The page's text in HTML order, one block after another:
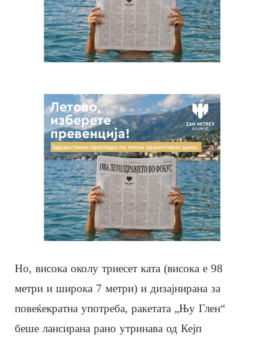
Но, висока околу триесет ката (висока е 98
метри и широка 7 метри) и дизајнирана за
повеќекратна употреба, ракетата „Њу Глен“
беше лансирана рано утринава од Кејп